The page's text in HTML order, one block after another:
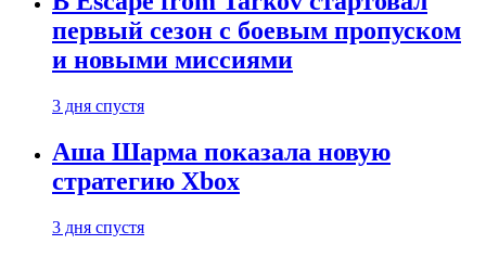
первый сезон с боевым пропуском
и новыми миссиями
3 дня спустя
Аша Шарма показала новую
стратегию Xbox
3 дня спустя